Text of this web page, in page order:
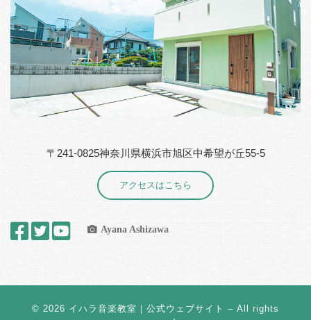
〒241-0825神奈川県横浜市旭区中希望が丘55-5
アクセスはこちら
Ayana Ashizawa
© 2026 イハラ音楽教室｜公式ウェブサイト – All rights